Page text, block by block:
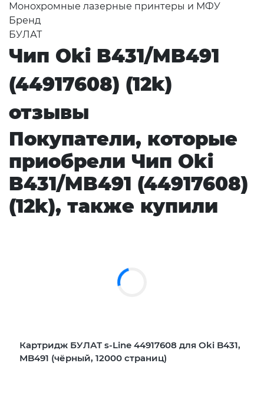
Монохромные лазерные принтеры и МФУ
Бренд
БУЛАТ
Чип Oki B431/MB491
(44917608) (12k)
отзывы
Покупатели, которые
приобрели Чип Oki
B431/MB491 (44917608)
(12k), также купили
Картридж БУЛАТ s-Line 44917608 для Oki B431,
MB491 (чёрный, 12000 страниц)